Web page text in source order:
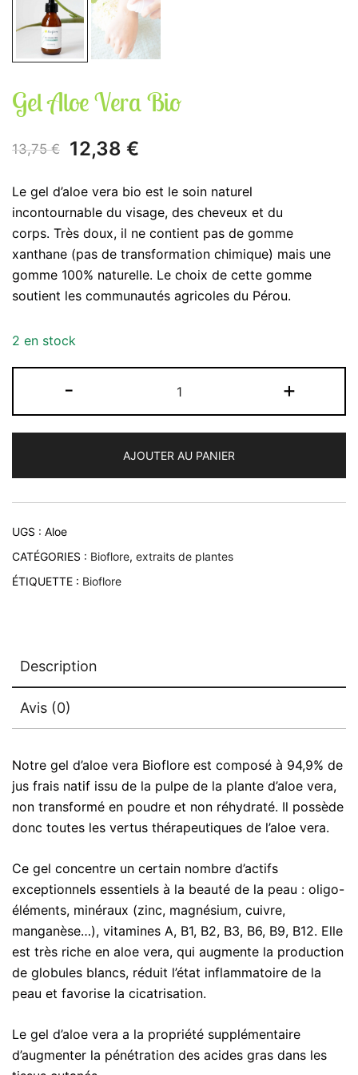
Gel Aloe Vera Bio
13,75€
Le
initial
était :
13,75 €.
12,38 €
actuel
est :
12,38 €.
Le gel d’aloe vera bio est le soin naturel
incontournable du visage, des cheveux et du
corps. Très doux, il ne contient pas de gomme
xanthane (pas de transformation chimique) mais une
gomme 100% naturelle. Le choix de cette gomme
soutient les communautés agricoles du Pérou.
2 en stock
-
de
Gel
Vera
Bio
+
AJOUTER AU PANIER
UGS : Aloe
CATÉGORIES : Bioflore, extraits de plantes
ÉTIQUETTE : Bioflore
Description
Avis (0)
Notre gel d’aloe vera Bioflore est composé à 94,9% de
jus frais natif issu de la pulpe de la plante d’aloe vera,
non transformé en poudre et non réhydraté. Il possède
donc toutes les vertus thérapeutiques de l’aloe vera.
Ce gel concentre un certain nombre d’actifs
exceptionnels essentiels à la beauté de la peau : oligo-
éléments, minéraux (zinc, magnésium, cuivre,
manganèse…), vitamines A, B1, B2, B3, B6, B9, B12. Elle
est très riche en aloe vera, qui augmente la production
de globules blancs, réduit l’état inflammatoire de la
peau et favorise la cicatrisation.
Le gel d’aloe vera a la propriété supplémentaire
d’augmenter la pénétration des acides gras dans les